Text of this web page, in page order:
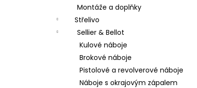
Montáže a doplňky
Střelivo
Sellier & Bellot
Kulové náboje
Brokové náboje
Pistolové a revolverové náboje
Náboje s okrajovým zápalem